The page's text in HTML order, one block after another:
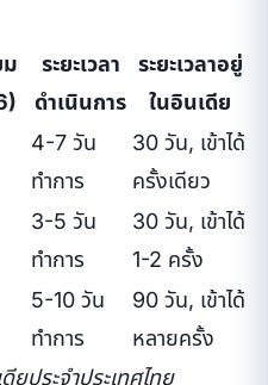
ม
ระยะเวลา
ดำเนินการ
ระยะเวลาอยู่
ในอินเดีย
4-7 วัน
ทำการ
30 วัน, เข้าได้
ครั้งเดียว
3-5 วัน
ทำการ
30 วัน, เข้าได้
1-2 ครั้ง
5-10 วัน
ทำการ
90 วัน, เข้าได้
หลายครั้ง
ยประจำประเทศไทย